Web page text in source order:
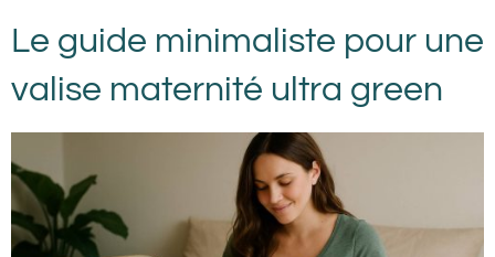
Le guide minimaliste pour une
valise maternité ultra green